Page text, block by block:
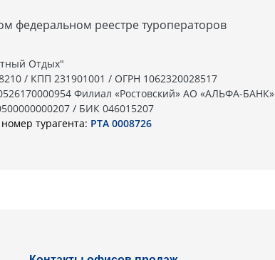
федеральном реестре туроператоров
Отдых"
/ КПП 231901001 / ОГРН 1062320028517
Филиал «Ростовский» АО «АЛЬФА-БАНК»
/ БИК 046015207
турагента: РТА 0008726